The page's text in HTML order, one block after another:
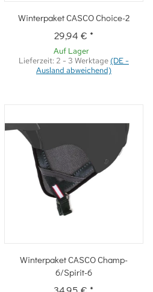
Schnellkauf
Winterpaket CASCO Choice-2
29,94 € *
Auf Lager
Lieferzeit: 2 - 3 Werktage (DE -
Ausland abweichend)
Schnellkauf
Winterpaket CASCO Champ-
6/Spirit-6